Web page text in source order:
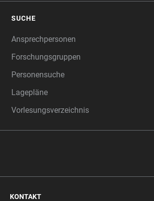
SUCHE
Ansprechpersonen
Forschungsgruppen
Personensuche
Lagepläne
Vorlesungsverzeichnis
KONTAKT